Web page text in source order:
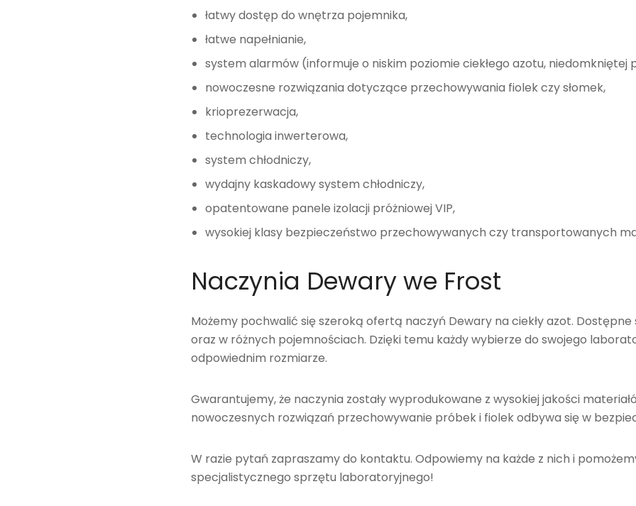
łatwy dostęp do wnętrza pojemnika,
łatwe napełnianie,
system alarmów (informuje o niskim poziomie ciekłego azotu, niedomkniętej
nowoczesne rozwiązania dotyczące przechowywania fiolek czy słomek,
krioprezerwacja,
technologia inwerterowa,
system chłodniczy,
wydajny kaskadowy system chłodniczy,
opatentowane panele izolacji próżniowej VIP,
wysokiej klasy bezpieczeństwo przechowywanych czy transportowanych
Naczynia Dewary we Frost
Możemy pochwalić się szeroką ofertą naczyń Dewary na ciekły azot.
oraz w różnych pojemnościach. Dzięki temu każdy wybierze do swojego
odpowiednim rozmiarze.
Gwarantujemy, że naczynia zostały wyprodukowane z wysokiej jakości
nowoczesnych rozwiązań przechowywanie próbek i fiolek odbywa się w
W razie pytań zapraszamy do kontaktu. Odpowiemy na każde z nich i
specjalistycznego sprzętu laboratoryjnego!